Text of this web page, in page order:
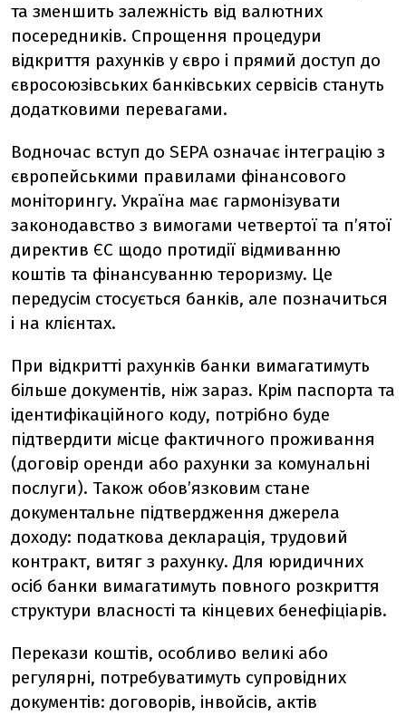
та зменшить залежність від валютних
посередників. Спрощення процедури
відкриття рахунків у євро і прямий доступ до
євросоюзівських банківських сервісів стануть
додатковими перевагами.
Водночас вступ до SEPA означає інтеграцію з
європейськими правилами фінансового
моніторингу. Україна має гармонізувати
законодавство з вимогами четвертої та п’ятої
директив ЄС щодо протидії відмиванню
коштів та фінансуванню тероризму. Це
передусім стосується банків, але позначиться
і на клієнтах.
При відкритті рахунків банки вимагатимуть
більше документів, ніж зараз. Крім паспорта та
ідентифікаційного коду, потрібно буде
підтвердити місце фактичного проживання
(договір оренди або рахунки за комунальні
послуги). Також обов’язковим стане
документальне підтвердження джерела
доходу: податкова декларація, трудовий
контракт, витяг з рахунку. Для юридичних
осіб банки вимагатимуть повного розкриття
структури власності та кінцевих бенефіціарів.
Перекази коштів, особливо великі або
регулярні, потребуватимуть супровідних
документів: договорів, інвойсів, актів